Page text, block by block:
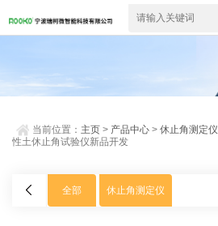
当前位置： 主页 > 产品中心 >休止角测定仪
性土休止角试验仪新品开发
全部 休止角测定仪